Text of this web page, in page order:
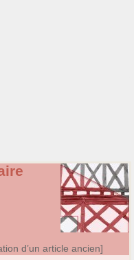
d’un article ancien]